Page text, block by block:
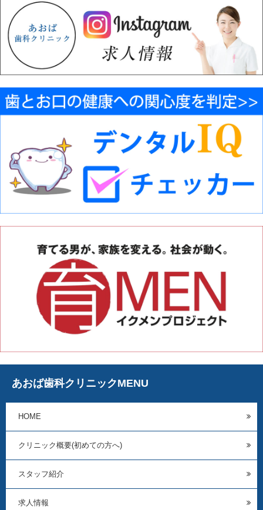
あおば歯科クリニックMENU
HOME
クリニック概要(初めての方へ)
スタッフ紹介
求人情報